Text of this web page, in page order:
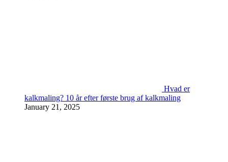
Hvad er
kalkmaling? 10 år efter første brug af kalkmaling
January 21, 2025